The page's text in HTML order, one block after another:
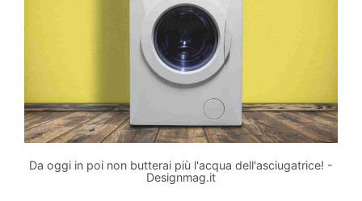
Da oggi in poi non butterai più l'acqua dell'asciugatrice! -
Designmag.it